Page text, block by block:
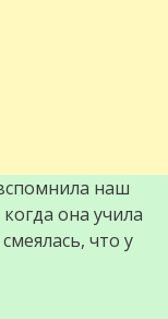
наш
она учила
что у